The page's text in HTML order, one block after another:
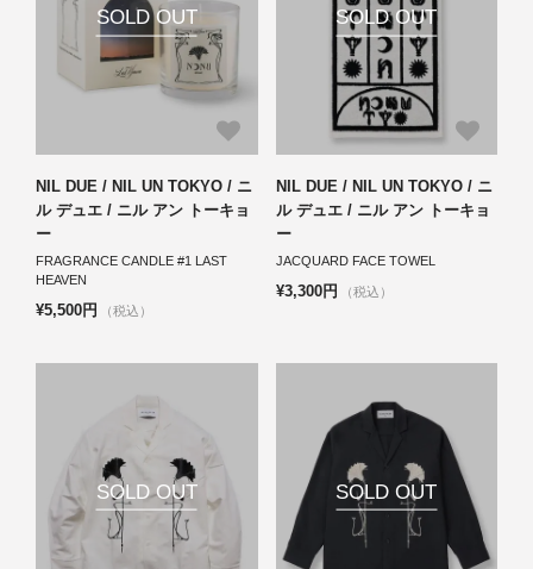
SOLD OUT
NIL DUE / NIL UN TOKYO / ニ
ル デュエ / ニル アン トーキョ
ー
FRAGRANCE CANDLE #1 LAST
HEAVEN
¥5,500円 （税込）
SOLD OUT
NIL DUE / NIL UN TOKYO / ニ
ル デュエ / ニル アン トーキョ
ー
JACQUARD FACE TOWEL
¥3,300円 （税込）
SOLD OUT SOLD OUT